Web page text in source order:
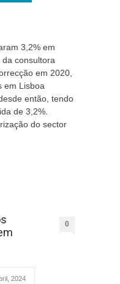
3,2% em
consultora
em 2020,
em Lisboa
então, tendo
de 3,2%.
do sector
0
2024